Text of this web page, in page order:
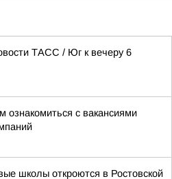
ТАСС / Юг к вечеру 6
ознакомиться с вакансиями
школы откроются в Ростовской